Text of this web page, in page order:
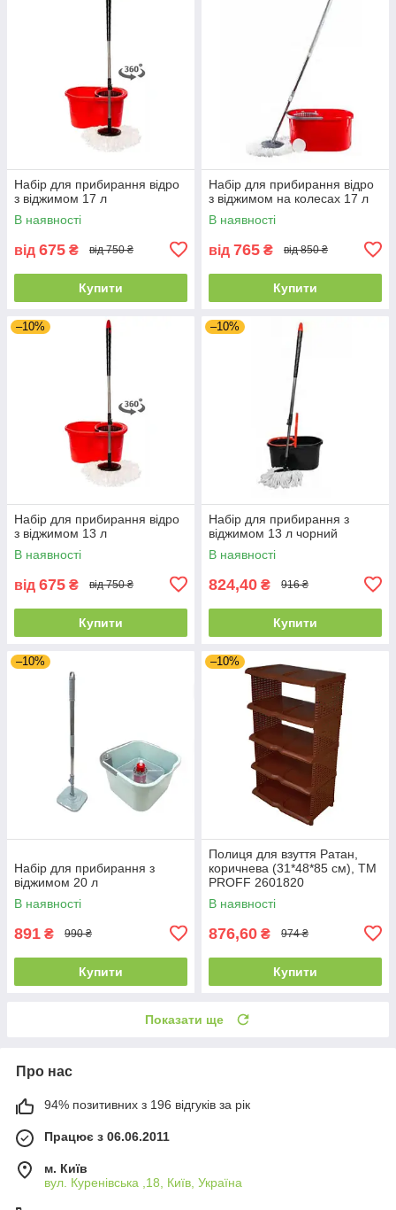
Набір для прибирання відро
з віджимом 17 л
В наявності
від 675 ₴ від 750 ₴
Купити
Набір для прибирання відро
з віджимом на колесах 17 л
В наявності
від 765 ₴ від 850 ₴
Купити
–10%
Набір для прибирання відро
з віджимом 13 л
В наявності
від 675 ₴ від 750 ₴
Купити
–10%
Набір для прибирання з
віджимом 13 л чорний
В наявності
824,40 ₴ 916 ₴
Купити
–10%
Набір для прибирання з
віджимом 20 л
В наявності
891 ₴ 990 ₴
Купити
–10%
Полиця для взуття Ратан,
коричнева (31*48*85 см), ТМ
PROFF 2601820
В наявності
876,60 ₴ 974 ₴
Купити
Показати ще
Про нас
94% позитивних з 196 відгуків за рік
Працює з 06.06.2011
м. Київ
вул. Куренівська ,18, Київ, Україна